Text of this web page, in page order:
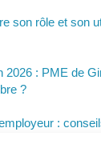
son rôle et son
2026 : PME de
?
: